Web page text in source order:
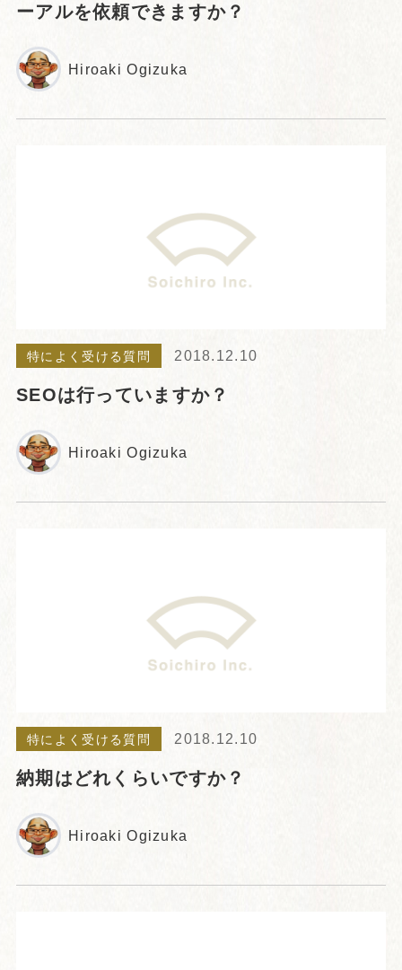
ーアルを依頼できますか？
Hiroaki Ogizuka
特によく受ける質問 2018.12.10
SEOは行っていますか？
Hiroaki Ogizuka
特によく受ける質問 2018.12.10
納期はどれくらいですか？
Hiroaki Ogizuka